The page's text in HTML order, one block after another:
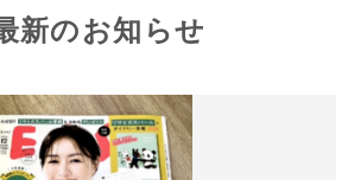
新のお知らせ